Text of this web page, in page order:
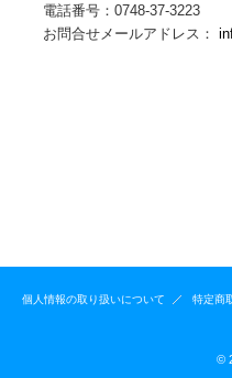
電話番号：0748-37-3223
お問合せメールアドレス：
個人情報の取り扱いについて 特定商
©